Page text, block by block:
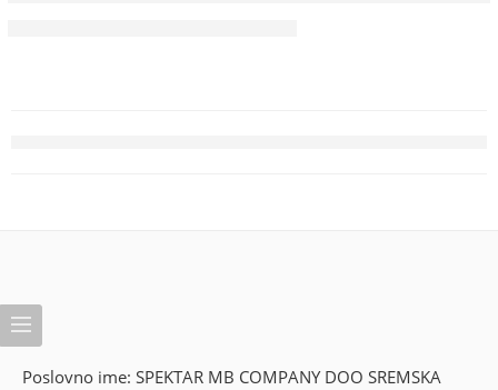
Poslovno ime: SPEKTAR MB COMPANY DOO SREMSKA